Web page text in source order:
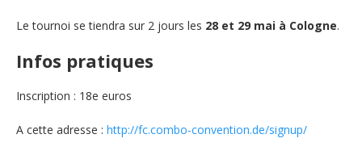
Le tournoi se tiendra sur 2 jours les 28 et 29 mai à Cologne.
Infos pratiques
Inscription : 18e euros
A cette adresse : http://fc.combo-convention.de/signup/